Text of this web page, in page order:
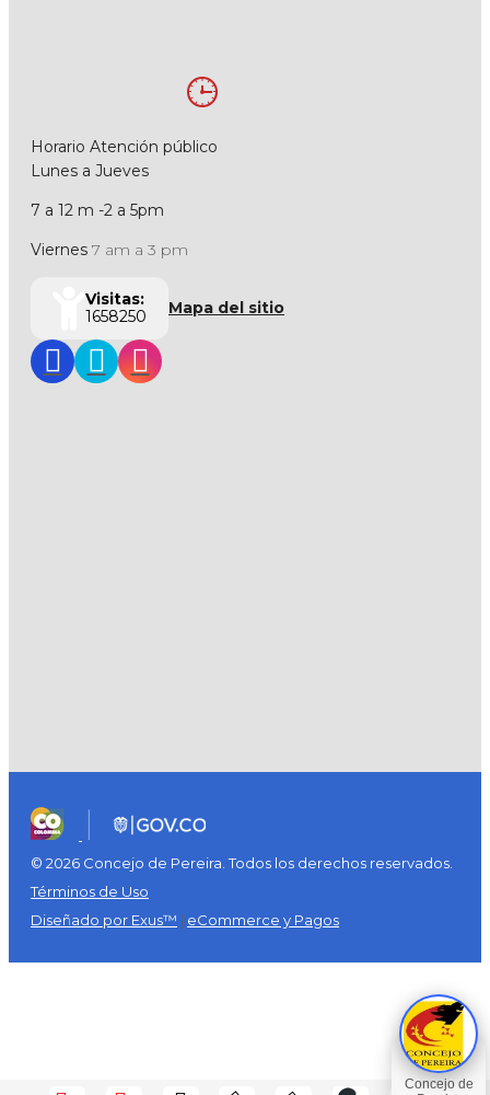
Horario Atención público
Lunes a Jueves
7 a 12 m -2 a 5pm
Viernes 7 am a 3 pm
Visitas:
1658250
Mapa del sitio
© 2026 Concejo de Pereira. Todos los derechos reservados.
Términos de Uso
Diseñado por Exus™ | eCommerce y Pagos